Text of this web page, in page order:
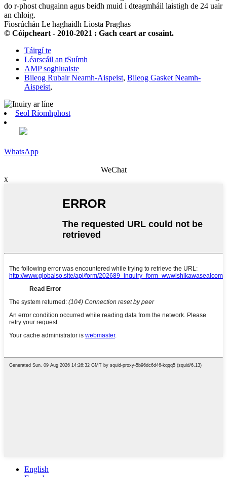
do r-phost chugainn agus beidh muid i dteagmháil laistigh de 24 uair
an chloig.
Fiosrúchán Le haghaidh Liosta Praghas
© Cóipcheart - 2010-2021 : Gach ceart ar cosaint.
Táirgí te
Léarscáil an tSuímh
AMP soghluaiste
Bileog Rubair Neamh-Aispeist, Bileog Gasket Neamh-
Aispeist,
Seol Ríomhphost
WhatsApp
WeChat
x
English